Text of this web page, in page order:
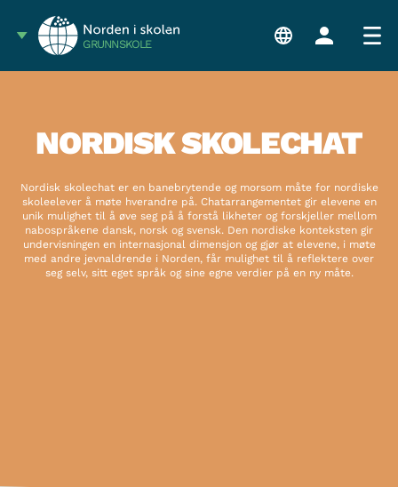
GRUNNSKOLE
NORDISK SKOLECHAT
Nordisk skolechat er en banebrytende og morsom måte for nordiske
skoleelever å møte hverandre på. Chatarrangementet gir elevene en
unik mulighet til å øve seg på å forstå likheter og forskjeller mellom
nabospråkene dansk, norsk og svensk. Den nordiske konteksten gir
undervisningen en internasjonal dimensjon og gjør at elevene, i møte
med andre jevnaldrende i Norden, får mulighet til å reflektere over
seg selv, sitt eget språk og sine egne verdier på en ny måte.